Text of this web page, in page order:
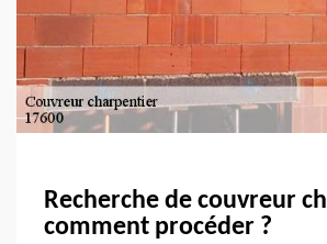
Recherche de couvreur
comment procéder ?